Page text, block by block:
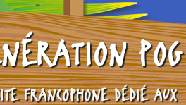
POG
FRANCOPHONE DÉDIÉ AUX